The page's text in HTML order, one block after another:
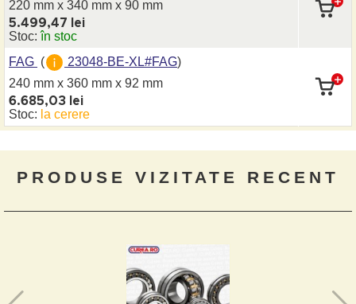
220 mm x 340 mm x 90 mm
5.499,47 lei
Stoc:în stoc
FAG ( 23048-BE-XL#FAG)
240 mm x 360 mm x 92 mm
6.685,03 lei
Stoc: la cerere
PRODUSE VIZITATE RECENT